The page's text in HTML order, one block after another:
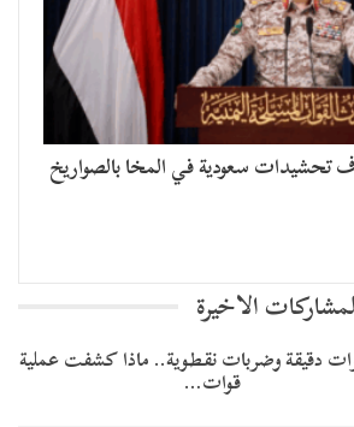
تحشيدات سعودية في المخا بالصواريخ
الاخيرة
دقيقة وضربات نقطوية.. ماذا كشفت عملية
قوات…